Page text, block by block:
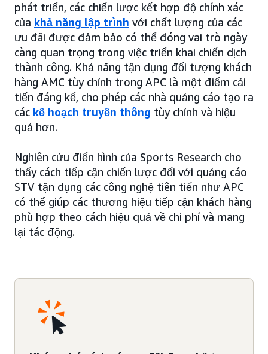
phát triển, các chiến lược kết hợp độ chính xác
của khả năng lập trình với chất lượng của các
ưu đãi được đảm bảo có thể đóng vai trò ngày
càng quan trọng trong việc triển khai chiến dịch
thành công. Khả năng tận dụng đối tượng khách
hàng AMC tùy chỉnh trong APC là một điểm cải
tiến đáng kể, cho phép các nhà quảng cáo tạo ra
các kế hoạch truyền thông tùy chỉnh và hiệu
quả hơn.
Nghiên cứu điển hình của Sports Research cho
thấy cách tiếp cận chiến lược đối với quảng cáo
STV tận dụng các công nghệ tiên tiến như APC
có thể giúp các thương hiệu tiếp cận khách hàng
phù hợp theo cách hiệu quả về chi phí và mang
lại tác động.